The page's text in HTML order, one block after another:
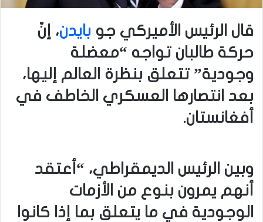
قال الرئيس الأميركي جو بايدن، إنّ
حركة طالبان تواجه “معضلة
وجودية” تتعلق بنظرة العالم إليها،
بعد انتصارها العسكري الخاطف في
أفغانستان.
وبين الرئيس الديمقراطي، “أعتقد
أنهم يمرون بنوع من الأزمات
الوجودية في ما يتعلق بما إذا كانوا